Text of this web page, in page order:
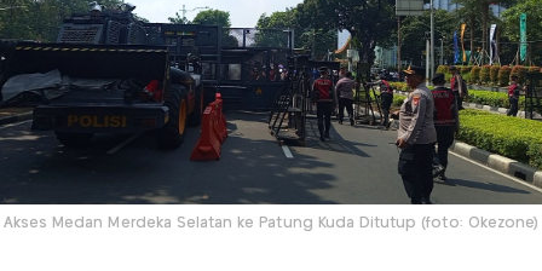
Akses Medan Merdeka Selatan ke Patung Kuda Ditutup (foto: Okezone)